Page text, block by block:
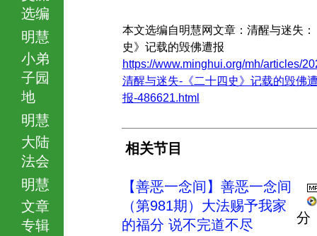
选编
明慧
小弟
子园
地
明慧
大陆
法会
明慧
文章
专辑
本文选编自明慧网文章：清醒与迷失
史》记载的毁佛遭报
https://www.minghui.org/mh/articles/
清醒与迷失-《二十四史》记载的毁佛
报-486621.html
相关节目
【善恶一念间】善恶一念间
（第981期）大法赐予我家
的福分 说不完道不尽
分